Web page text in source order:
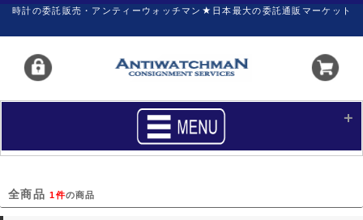
時計の委託販売・アンティーウォッチマン★日本最大の委託通販マーケット
買いたい 売りたい
全商品1件の商品